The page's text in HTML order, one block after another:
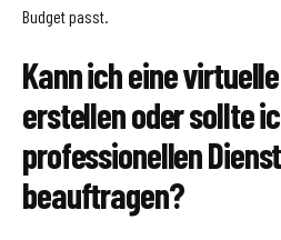
Budget passt.
Kann ich eine
erstellen oder sollte
professionellen
beauftragen?